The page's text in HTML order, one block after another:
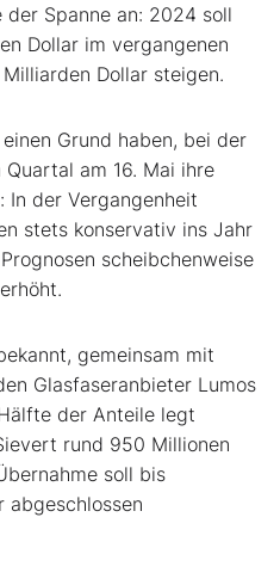
Spanne an: 2024 soll
Dollar im vergangenen
Dollar steigen.
Grund haben, bei der
am 16. Mai ihre
In der Vergangenheit
stets konservativ ins Jahr
scheibchenweise
gemeinsam mit
Glasfaseranbieter Lumos
der Anteile legt
rund 950 Millionen
soll bis
abgeschlossen